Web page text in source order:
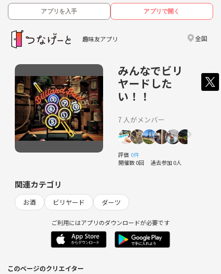
アプリを入手 アプリで開く
趣味友アプリ 全国
みんなでビリ
ヤードした
い！！
7 人がメンバー
評価 0件
開催数 0回 過去参加 0人
関連カテゴリ
お酒 ビリヤード ダーツ
ご利用にはアプリのダウンロードが必要です
このページのクリエイター